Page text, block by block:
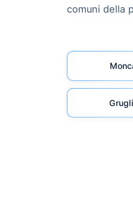
comuni della